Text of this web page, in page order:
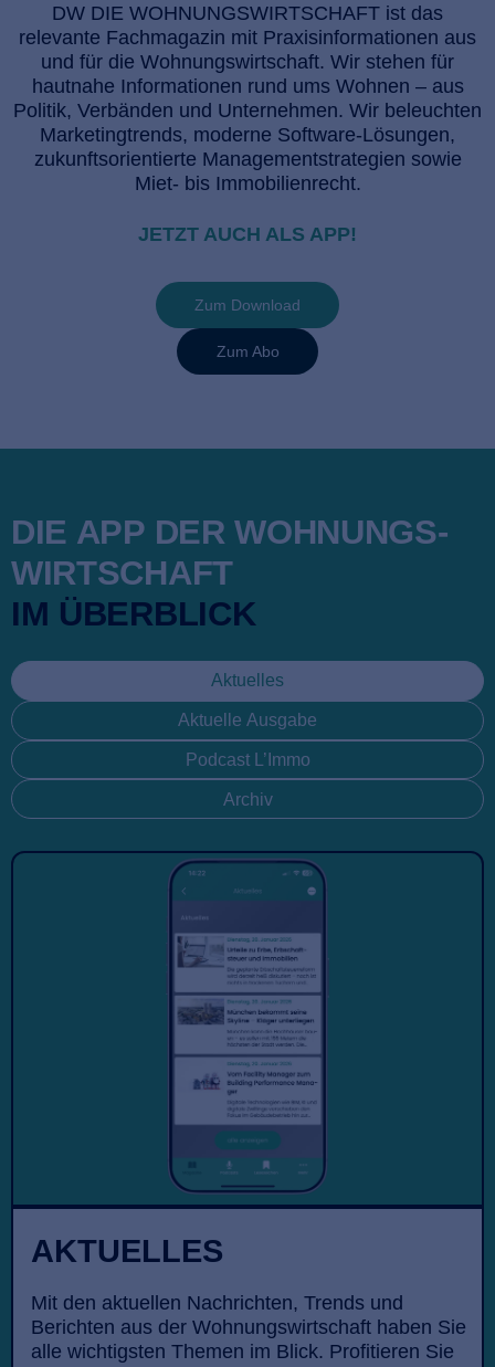
DW DIE WOHNUNGS­WIRTSCHAFT ist das
relevante Fachmagazin mit Praxisinformationen aus
und für die Wohnungswirtschaft. Wir stehen für
hautnahe Informationen rund ums Wohnen – aus
Politik, Verbänden und Unternehmen. Wir beleuchten
Marketingtrends, moderne Software-Lösungen,
zukunftsorientierte Managementstrategien sowie
Miet- bis Immobilienrecht.
JETZT AUCH ALS APP!
Zum Download
Zum Abo
DIE APP DER WOHNUNGS­
WIRTSCHAFT
IM ÜBERBLICK
Aktuelles
Aktuelle Ausgabe
Podcast L’Immo
Archiv
AKTUELLES
Mit den aktuellen Nachrichten, Trends und
Berichten aus der Wohnungswirtschaft haben Sie
alle wichtigsten Themen im Blick. Profitieren Sie